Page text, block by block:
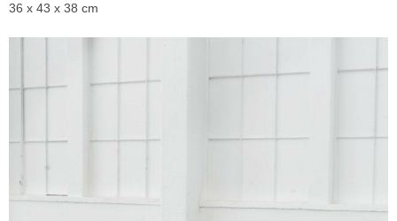
36 x 43 x 38 cm